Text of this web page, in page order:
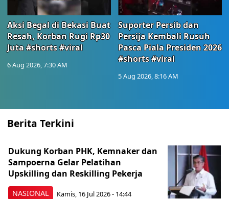
Aksi Begal di Bekasi Buat
Resah, Korban Rugi Rp30
Juta #shorts #viral
6 Aug 2026, 7:30 AM
Suporter Persib dan
Persija Kembali Rusuh
Pasca Piala Presiden 2026
#shorts #viral
5 Aug 2026, 8:16 AM
Berita Terkini
NASIONAL
Dukung Korban PHK, Kemnaker dan
Sampoerna Gelar Pelatihan
Upskilling dan Reskilling Pekerja
Kamis, 16 Jul 2026 - 14:44